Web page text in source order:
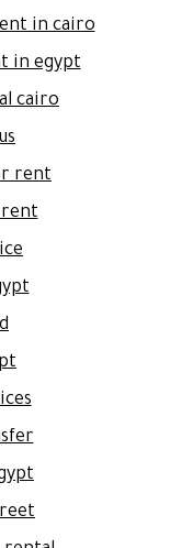
in cairo
in egypt
cairo
rent
rent